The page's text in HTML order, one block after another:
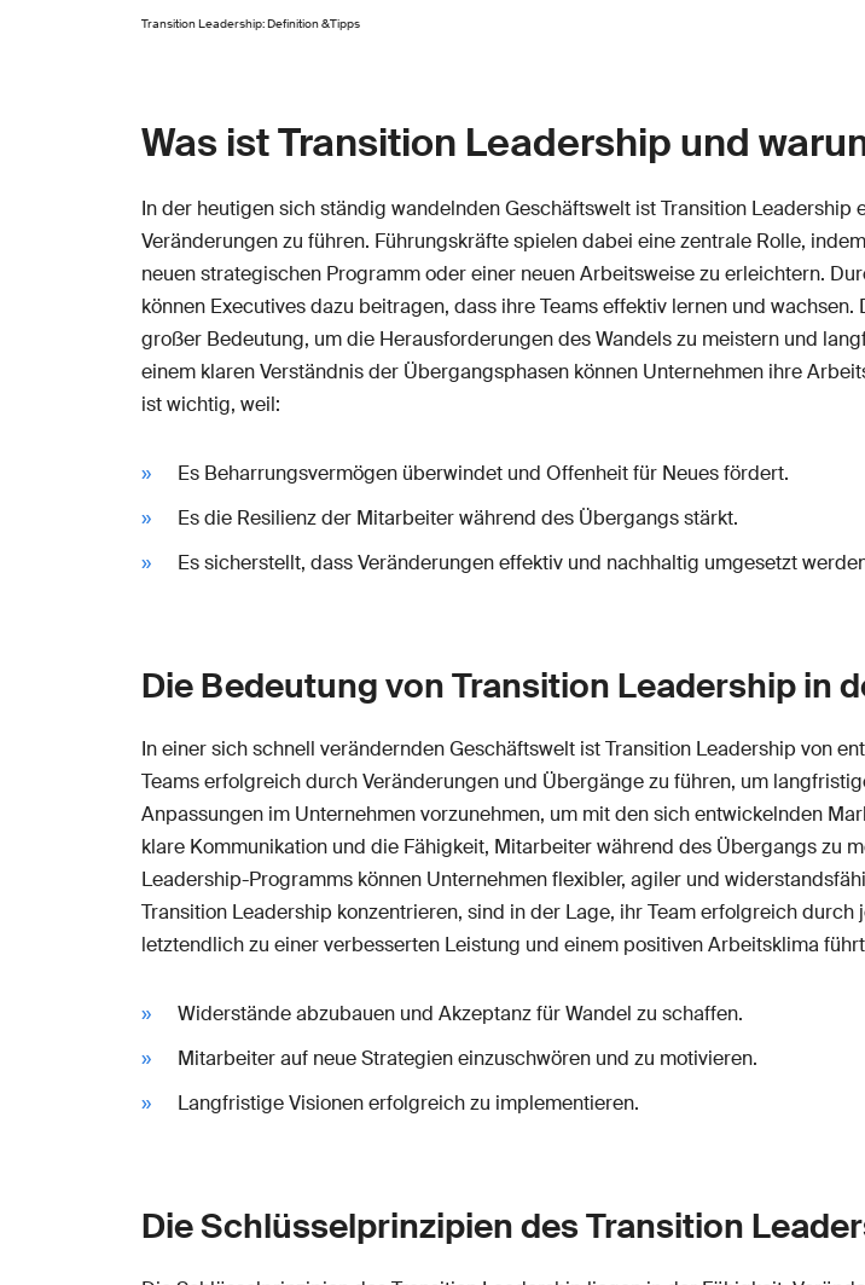
Transition Leadership: Definition &Tipps
Was ist Transition Leadership und
In der heutigen sich ständig wandelnden Geschäftswelt ist Transition
Veränderungen zu führen. Führungskräfte spielen dabei eine zentrale Rolle,
neuen strategischen Programm oder einer neuen Arbeitsweise zu erleichtern.
können Executives dazu beitragen, dass ihre Teams effektiv lernen und
großer Bedeutung, um die Herausforderungen des Wandels zu meistern und
einem klaren Verständnis der Übergangsphasen können Unternehmen ihre
ist wichtig, weil:
Es Beharrungsvermögen überwindet und Offenheit für Neues fördert.
Es die Resilienz der Mitarbeiter während des Übergangs stärkt.
Es sicherstellt, dass Veränderungen effektiv und nachhaltig umgesetzt
Die Bedeutung von Transition Leadership in
In einer sich schnell verändernden Geschäftswelt ist Transition Leadership von
Teams erfolgreich durch Veränderungen und Übergänge zu führen, um
Anpassungen im Unternehmen vorzunehmen, um mit den sich entwickelnden
klare Kommunikation und die Fähigkeit, Mitarbeiter während des Übergangs zu
Leadership-Programms können Unternehmen flexibler, agiler und
Transition Leadership konzentrieren, sind in der Lage, ihr Team erfolgreich
letztendlich zu einer verbesserten Leistung und einem positiven Arbeitsklima
Widerstände abzubauen und Akzeptanz für Wandel zu schaffen.
Mitarbeiter auf neue Strategien einzuschwören und zu motivieren.
Langfristige Visionen erfolgreich zu implementieren.
Die Schlüsselprinzipien des Transition